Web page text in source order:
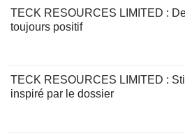
TECK RESOURCES LIMITED :
toujours positif
TECK RESOURCES LIMITED :
inspiré par le dossier